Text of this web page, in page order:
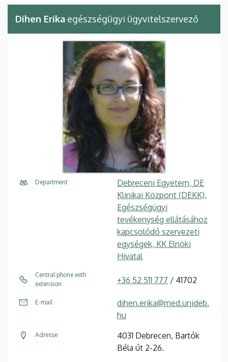
Dihen Erika egészségügyi ügyvitelszervező
Department
Debreceni Egyetem, DE
Klinikai Központ (DEKK),
Egészségügyi
tevékenység ellátásához
kapcsolódó szervezeti
egységek, KK Elnöki
Hivatal
Central phone with
extension
+36 52 511 777 / 41702
E-mail
dihen.erika@med.unideb.
hu
Adresse
4031 Debrecen, Bartók
Béla út 2-26.